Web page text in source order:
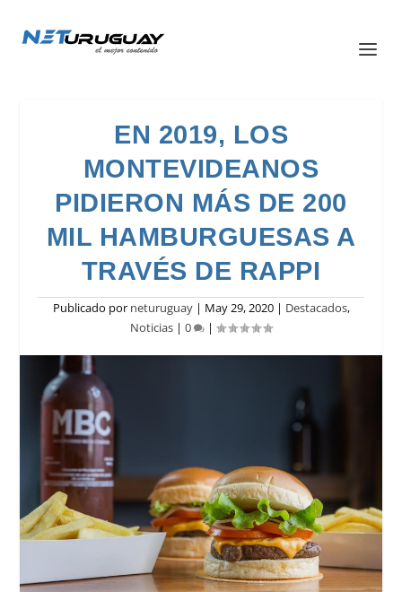
EN 2019, LOS
MONTEVIDEANOS
PIDIERON MÁS DE 200
MIL HAMBURGUESAS A
TRAVÉS DE RAPPI
Publicado por neturuguay| May 29, 2020| Destacados,
Noticias | 0 |